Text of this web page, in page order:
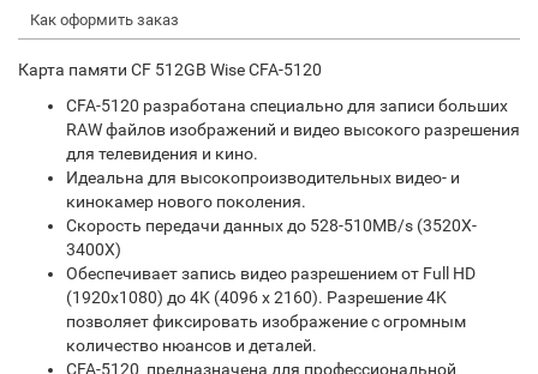
Как оформить заказ
Карта памяти CF 512GB Wise CFA-5120
CFA-5120 разработана специально для записи больших
RAW файлов изображений и видео высокого разрешения
для телевидения и кино.
Идеальна для высокопроизводительных видео- и
кинокамер нового поколения.
Скорость передачи данных до 528-510MB/s (3520X-
3400X)
Обеспечивает запись видео разрешением от Full HD
(1920х1080) до 4K (4096 x 2160). Разрешение 4K
позволяет фиксировать изображение с огромным
количество нюансов и деталей.
CFA-5120 предназначена для профессиональной